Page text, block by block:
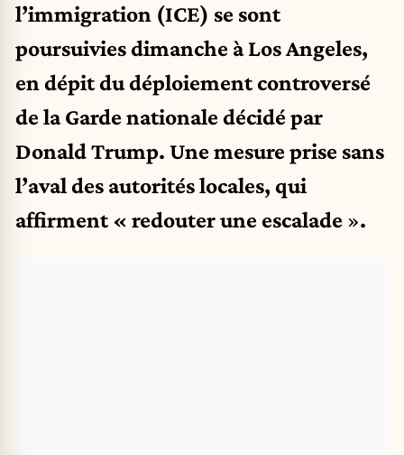
l’immigration (ICE) se sont
poursuivies dimanche à Los Angeles,
en dépit du déploiement controversé
de la Garde nationale décidé par
Donald Trump. Une mesure prise sans
l’aval des autorités locales, qui
affirment « redouter une escalade ».